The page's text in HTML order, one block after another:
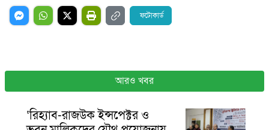
ফটোকার্ড
আরও খবর
‘রিহ্যাব-রাজউক ইন্সপেক্টর ও